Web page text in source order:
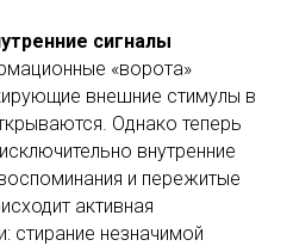
сигналы
«ворота»
внешние стимулы в
Однако теперь
внутренние
и пережитые
активная
стирание незначимой